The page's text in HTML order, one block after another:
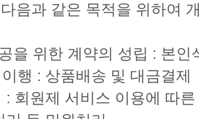
음과 같은 목적을 위하여
을 위한 계약의 성립 : 본인
행 : 상품배송 및 대금결제
: 회원제 서비스 이용에 따